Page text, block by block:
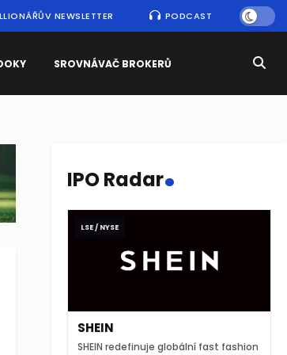
NEWSLETTER PODCAST
SROVNÁVAČ BROKERŮ
IPO Radar.
LSE / NYSE
SHEIN
SHEIN redefinuje globální fast fashion